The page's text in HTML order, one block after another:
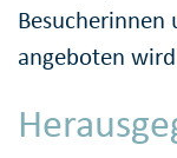
Besucherinnen
angeboten